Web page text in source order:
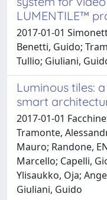
LUMENTILE™
2017-01-01
Benetti, Guido;
Tullio; Giuliani,
Luminous tiles:
smart
2017-01-01
Tramonte,
Mauro; Randone,
Marcello; Capelli,
Ylisaukko, Oja;
Giuliani, Guido